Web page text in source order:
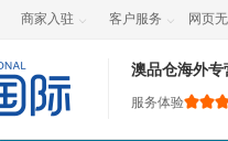
商家入驻  客户服务  网页
澳品仓海外专
服务体验